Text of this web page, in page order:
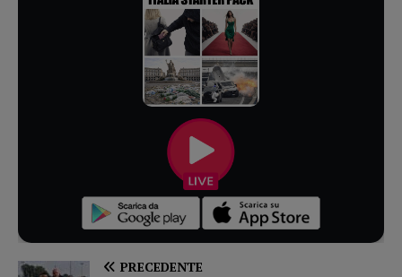
PRECEDENTE